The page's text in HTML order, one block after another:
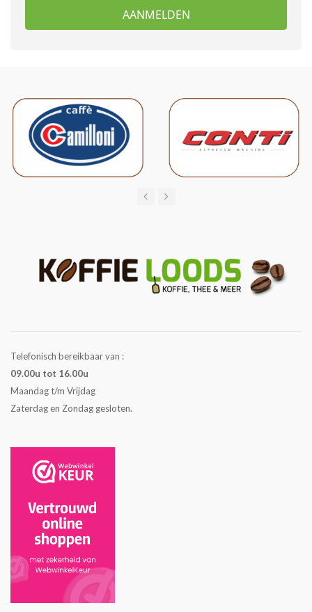
AANMELDEN
Telefonisch bereikbaar van :
09.00u tot 16.00u
Maandag t/m Vrijdag
Zaterdag en Zondag gesloten.